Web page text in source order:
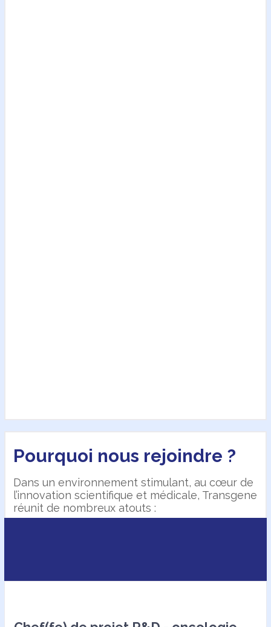
Pourquoi nous rejoindre ?
Dans un environnement stimulant, au cœur de
l’innovation scientifique et médicale, Transgene
réunit de nombreux atouts :
encourageant l’excellence, la responsabilité,
Nos offres